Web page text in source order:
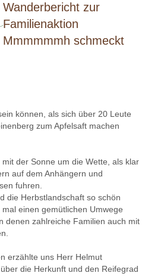
Wanderbericht zur
Familienaktion
Mmmmmmh schmeckt
können, als sich über 20 Leute
zum Apfelsaft machen
der Sonne um die Wette, als klar
auf dem Anhängern und
fuhren.
die Herbstlandschaft so schön
einen gemütlichen Umwege
denen zahlreiche Familien auch mit
erzählte uns Herr Helmut
die Herkunft und den Reifegrad